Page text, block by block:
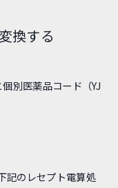
換する
別医薬品コード（YJ
記のレセプト電算処